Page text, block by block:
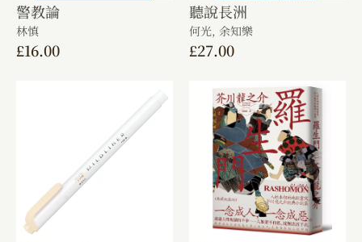
警教論
林慎
£16.00
聽說長洲
何光, 余知樂
£27.00